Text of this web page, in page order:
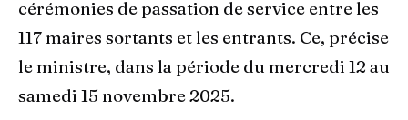
cérémonies de passation de service entre les
117 maires sortants et les entrants. Ce, précise
le ministre, dans la période du mercredi 12 au
samedi 15 novembre 2025.